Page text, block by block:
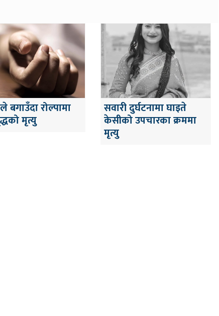
बगाउँदा रोल्पामा
मृत्यु
सवारी दुर्घटनामा घाइते
केसीको उपचारका क्रममा
मृत्यु